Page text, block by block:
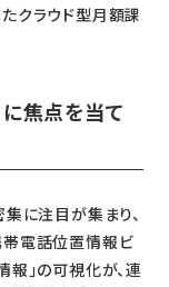
クラウド型月額課
焦点を当て
に注目が集まり、
帯電話位置情報ビ
報」の可視化が、連